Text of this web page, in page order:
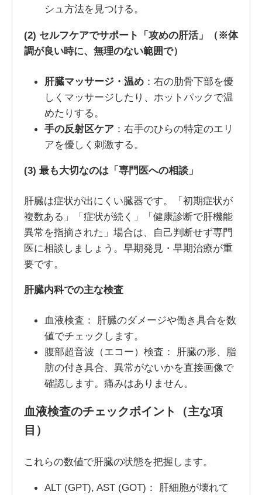
シュ方法を見つける。
(2) セルフケアでサポート「攻めの肝活」
（※体
調が良い時に、無理のない範囲で）
肝臓マッサージ・温め：右の肋骨下部を優
しくマッサージしたり、ホットパックで温
めたりする。
手の反射区ケア：右手のひらの特定のエリ
アを優しく刺激する。
(3) 最も大切なのは「専門医への相談」
肝臓は症状が出にくい臓器です。「初期症状が
複数ある」「症状が続く」「健康診断で肝機能
異常を指摘された」場合は、自己判断せず専門
医に相談しましょう。早期発見・早期治療が重
要です。
肝臓内科での主な検査
血液検査： 肝臓のダメージや働き具合を数
値でチェックします。
腹部超音波（エコー）検査： 肝臓の形、脂
肪の付き具合、異常がないかを直接画像で
確認します。痛みはありません。
血液検査のチェックポイント（主な項
目）
これらの数値で肝臓の状態を把握します。
ALT (GPT), AST (GOT)： 肝細胞が壊れて